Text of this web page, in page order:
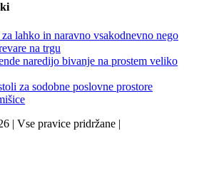
lahko in naravno vsakodnevno nego
na trgu
naredijo bivanje na prostem veliko
za sodobne poslovne prostore
| Vse pravice pridržane |